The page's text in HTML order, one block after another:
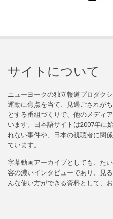
サイトについて
ニューヨークの独立報道プロダク
運動に焦点を当て、見過ごされが
とする番組づくりで、他のメディ
います。日本語サイトは2007年に
れない事件や、日本の視聴者に関
ています。
字幕動画アーカイブとしても、た
容の濃いインタビューであり、見
んな使い方ができる資料として、